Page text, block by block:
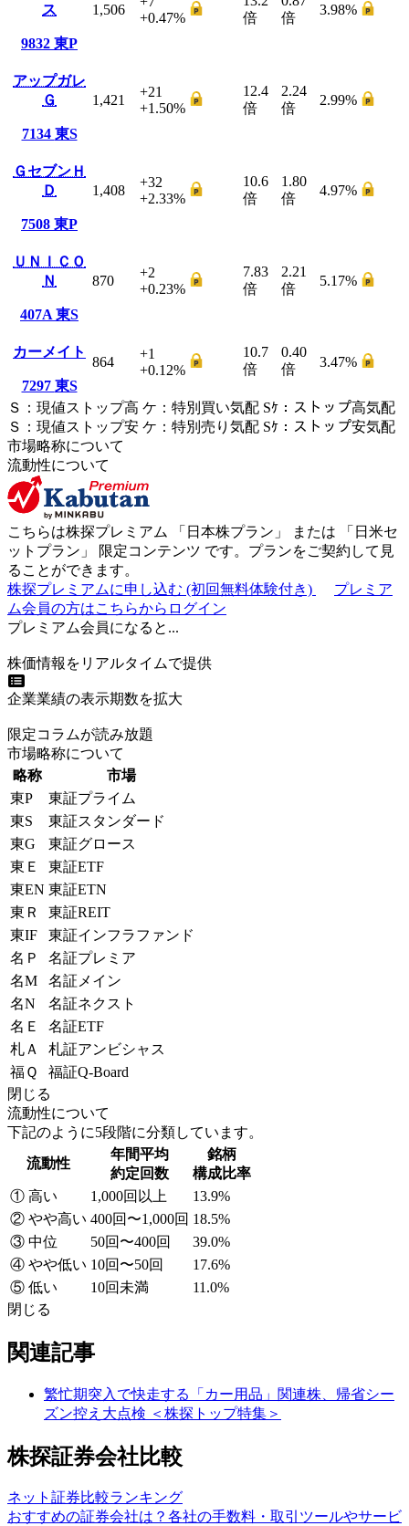
ス
9832 東P
1,506
+0.47%
倍
倍
3.98%
アップガレ
Ｇ
7134 東S
1,421
+21
+1.50%
12.4
倍
2.24
倍
2.99%
ＧセブンＨ
Ｄ
7508 東P
1,408
+32
+2.33%
10.6
倍
1.80
倍
4.97%
ＵＮＩＣＯ
Ｎ
407A 東S
870
+2
+0.23%
7.83
倍
2.21
倍
5.17%
カーメイト
7297 東S
864
+1
+0.12%
10.7
倍
0.40
倍
3.47%
Ｓ ： 現値ストップ高 ケ ： 特別買い気配 Sｹ ： ストップ高気配
Ｓ ： 現値ストップ安 ケ ： 特別売 り 気配 Sｹ ： ストップ安気配
市場略称について
流動性について
こちらは株探プレミアム 「 日本株プラン 」 または 「 日米セ
ットプラン 」 限定コンテンツ です。プランをご契約して見
ることができます。
株探プレミアムに申し込む (初回無料体験付き)
プレミア
ム会員の方はこちらからログイン
プレミアム会員になると...
株価情報をリアルタイムで提供
企業業績の表示期数を拡大
限定コラムが読み放題
市場略称について
略称
市場
東P
東証プライム
東S
東証スタンダード
東G
東証グロース
東Ｅ
東証ETF
東EN 東証ETN
東Ｒ
東証REIT
東IF
東証インフラファンド
名Ｐ
名証プレミア
名M
名証メイン
名N
名証ネクスト
名Ｅ
名証ETF
札Ａ
札証アンビシャス
福Ｑ
福証Q-Board
閉じる
流動性について
下記のように5段階に分類しています。
流動性
年間平均
約定回数
銘柄
構成比率
① 高い
1,000回以上
13.9%
② やや高い 400回〜1,000回 18.5%
③ 中位
50回〜400回
39.0%
④ やや低い 10回〜50回
17.6%
⑤ 低い
10回未満
11.0%
閉じる
関連記事
繁忙期突入で快走する「カー用品」関連株、帰省シー
ズン控え大点検 ＜株探トップ特集＞
株探証券会社比較
ネット証券比較ランキング
おすすめの証券会社は？各社の手数料・取引ツールやサービ